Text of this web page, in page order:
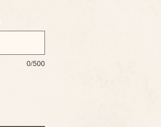
0/500